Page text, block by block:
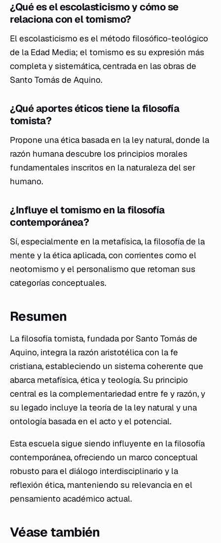
¿Qué es el escolasticismo y cómo se
relaciona con el tomismo?
El escolasticismo es el método filosófico-teológico
de la Edad Media; el tomismo es su expresión más
completa y sistemática, centrada en las obras de
Santo Tomás de Aquino.
¿Qué aportes éticos tiene la filosofía
tomista?
Propone una ética basada en la ley natural, donde la
razón humana descubre los principios morales
fundamentales inscritos en la naturaleza del ser
humano.
¿Influye el tomismo en la filosofía
contemporánea?
Sí, especialmente en la metafísica, la filosofía de la
mente y la ética aplicada, con corrientes como el
neotomismo y el personalismo que retoman sus
categorías conceptuales.
Resumen
La filosofía tomista, fundada por Santo Tomás de
Aquino, integra la razón aristotélica con la fe
cristiana, estableciendo un sistema coherente que
abarca metafísica, ética y teología. Su principio
central es la complementariedad entre fe y razón, y
su legado incluye la teoría de la ley natural y una
ontología basada en el acto y el potencial.
Esta escuela sigue siendo influyente en la filosofía
contemporánea, ofreciendo un marco conceptual
robusto para el diálogo interdisciplinario y la
reflexión ética, manteniendo su relevancia en el
pensamiento académico actual.
Véase también